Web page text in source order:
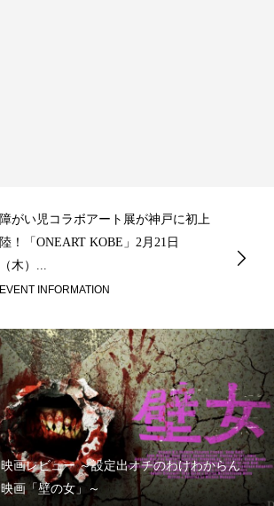
障がい児コラボアート展が神戸に初上
陸！「ONEART KOBE」2月21日
（木）...
EVENT INFORMATION
映画レビュー ～設定出オチのわけわからん
映画「壁の女」～